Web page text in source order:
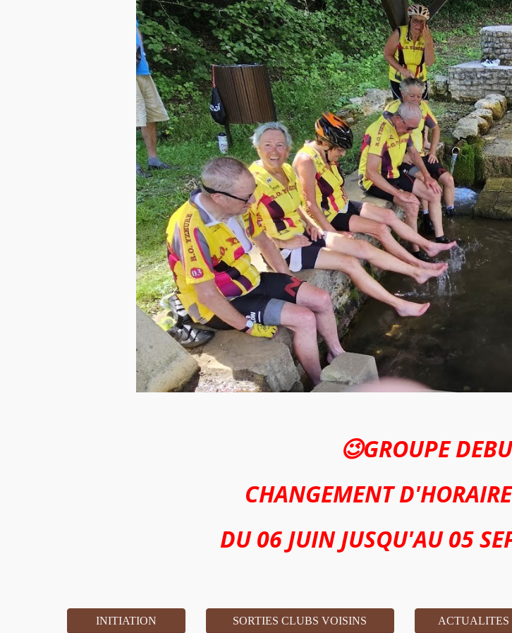
😉GROUPE
CHANGEMENT
DU 06 JUIN JUSQU'AU 05
INITIATION SORTIES CLUBS VOISINS ACTUALITES